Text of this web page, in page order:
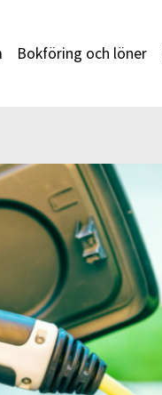
Bokföring och löner